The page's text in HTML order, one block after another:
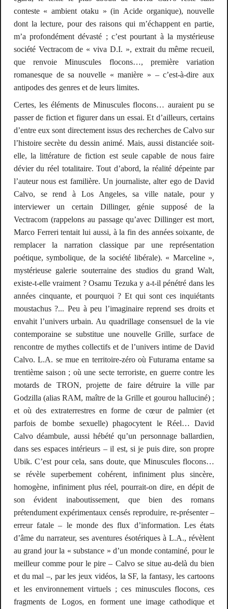
conteste « ambient otaku » (in Acide organique), nouvelle
dont la lecture, pour des raisons qui m’échappent en partie,
m’a profondément dévasté ; c’est pourtant à la mystérieuse
société Vectracom de « viva D.I. », extrait du même recueil,
que renvoieMinuscules flocons…, première variation
romanesque de sa nouvelle « manière » – c’est-à-dire aux
antipodes des genres et de leurs limites.
Certes, les éléments de Minuscules flocons… auraient pu se
passer de fiction et figurer dans un essai. Et d’ailleurs, certains
d’entre eux sont directement issus des recherches de Calvo sur
l’histoire secrète du dessin animé. Mais, aussi distanciée soit-
elle, la littérature de fiction est seule capable de nous faire
dévier du réel totalitaire. Tout d’abord, la réalité dépeinte par
l’auteur nous est familière. Un journaliste,alter egode David
Calvo, se rend à Los Angeles, sa ville natale, pour y
interviewer un certain Dillinger, génie supposé de la
Vectracom (rappelons au passage qu’avecDillinger est mort,
Marco Ferreri tentait lui aussi, à la fin des années soixante, de
remplacer la narration classique par une représentation
poétique, symbolique, de la société libérale). « Marceline »,
mystérieuse galerie souterraine des studios du grand Walt,
existe-t-elle vraiment ? Osamu Tezuka y a-t-ilpénétré dans les
années cinquante, et pourquoi ? Et qui sont ces inquiétants
moustachus ?... Peu à peu l’imaginaire reprend ses droits et
envahit l’univers urbain. Au quadrillage consensuel de la vie
contemporaine se substitue une nouvelle Grille, surface de
rencontre de mythes collectifs et de l’univers intime de David
Calvo. L.A. se mue en territoire-zéro oùFuturama entame sa
trentième saison ; où une secte terroriste, en guerre contre les
motards de TRON, projette de faire détruire la ville par
Godzilla (alias RAM, maître de la Grille et gourou halluciné) ;
et où des extraterrestres en forme de cœur de palmier (et
parfois de bombe sexuelle) phagocytent le Réel… David
Calvo déambule, aussi hébété qu’un personnage ballardien,
dans ses espaces intérieurs – il est, si je puis dire, son propre
Ubik. C’est pour cela, sans doute, que Minuscules flocons…
se révèle superbement cohérent, infiniment plus sincère,
homogène, infiniment plus réel, pourrait-on dire, en dépit de
son évident inaboutissement, que bien des romans
prétendument expérimentaux censés reproduire, re-présenter –
erreur fatale – le monde des flux d’information. Les états
d’âme du narrateur, ses aventures ésotériques à L.A., révèlent
au grand jour la « substance » d’un monde contaminé, pour le
meilleur comme pour le pire – Calvo se situe au-delà du bien
et du mal –, par les jeux vidéos, la SF, la fantasy, lescartoons
et les environnement virtuels ; ces minuscules flocons, ces
fragments de Logos, en forment une image cathodique et